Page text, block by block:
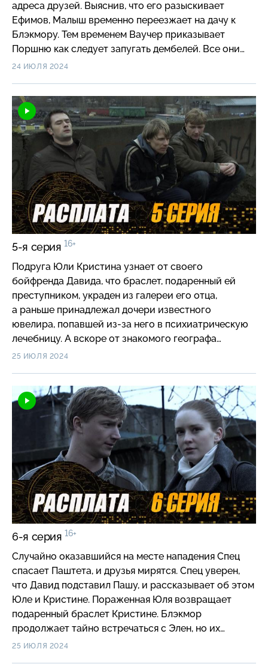
адреса друзей. Выяснив, что его разыскивает
Ефимов, Малыш временно переезжает на дачу к
Блэкмору. Тем временем Ваучер приказывает
Поршню как следует запугать дембелей. Все они
получают записки с требованием «вернуть то, что
из числа разыскиваемых драгоценностей…
24 ИЮЛЯ 2024
5-я серия 16+
Подруга Юли Кристина узнает от своего
бойфренда Давида, что браслет, подаренный ей
преступником, украден из галереи его отца,
а раньше принадлежал дочери известного
ювелира, попавшей из-за него в психиатрическую
лечебницу. А вскоре от знакомого географа
Гофмана Паштет узнает, что на карте олигарха
некоему Словеснику, обещая вернуть карту. Но
вскоре профессора находят убитым…
25 ИЮЛЯ 2024
6-я серия 16+
Случайно оказавшийся на месте нападения Спец
спасает Паштета, и друзья мирятся. Спец уверен,
что Давид подставил Пашу, и рассказывает об этом
Юле и Кристине. Пораженная Юля возвращает
подаренный браслет Кристине. Блэкмор
продолжает тайно встречаться с Элен, но их
внезапно разоблачает ее муж Артём. В ярости он
25 ИЮЛЯ 2024